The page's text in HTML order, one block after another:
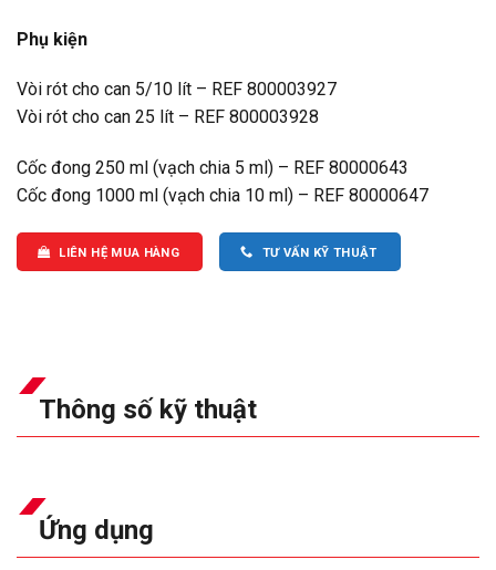
Phụ kiện
Vòi rót cho can 5/10 lít – REF 800003927
Vòi rót cho can 25 lít – REF 800003928
Cốc đong 250 ml (vạch chia 5 ml) – REF 80000643
Cốc đong 1000 ml (vạch chia 10 ml) – REF 80000647
LIÊN HỆ MUA HÀNG TƯ VẤN KỸ THUẬT
Thông số kỹ thuật
Ứng dụng